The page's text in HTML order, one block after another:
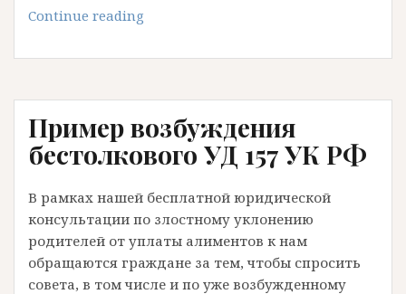
Continue reading
счет
который
я
должен
платить
платежи
Пример возбуждения
бестолкового УД 157 УК РФ
В рамках нашей бесплатной юридической
консультации по злостному уклонению
родителей от уплаты алиментов к нам
обращаются граждане за тем, чтобы спросить
совета, в том числе и по уже возбужденному